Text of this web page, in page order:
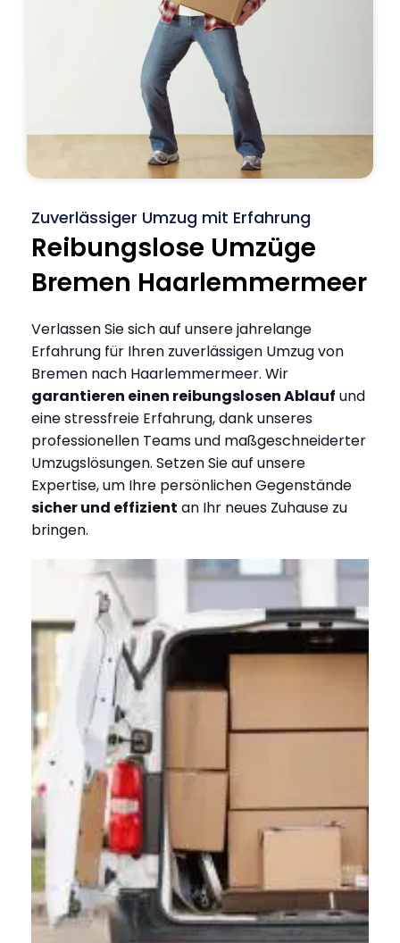
Zuverlässiger Umzug mit Erfahrung
Reibungslose Umzüge
Bremen Haarlemmermeer
Verlassen Sie sich auf unsere jahrelange
Erfahrung für Ihren zuverlässigen Umzug von
Bremen nach Haarlemmermeer. Wir
garantieren einen reibungslosen Ablauf und
eine stressfreie Erfahrung, dank unseres
professionellen Teams und maßgeschneiderter
Umzugslösungen. Setzen Sie auf unsere
Expertise, um Ihre persönlichen Gegenstände
sicher und effizient an Ihr neues Zuhause zu
bringen.